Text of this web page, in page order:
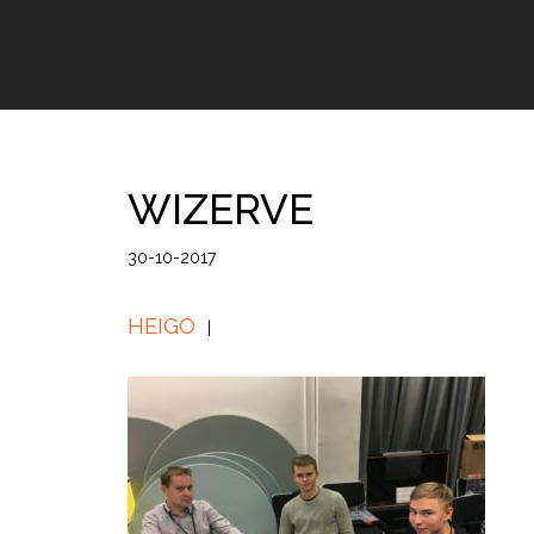
WIZERVE
30-10-2017
HEIGO